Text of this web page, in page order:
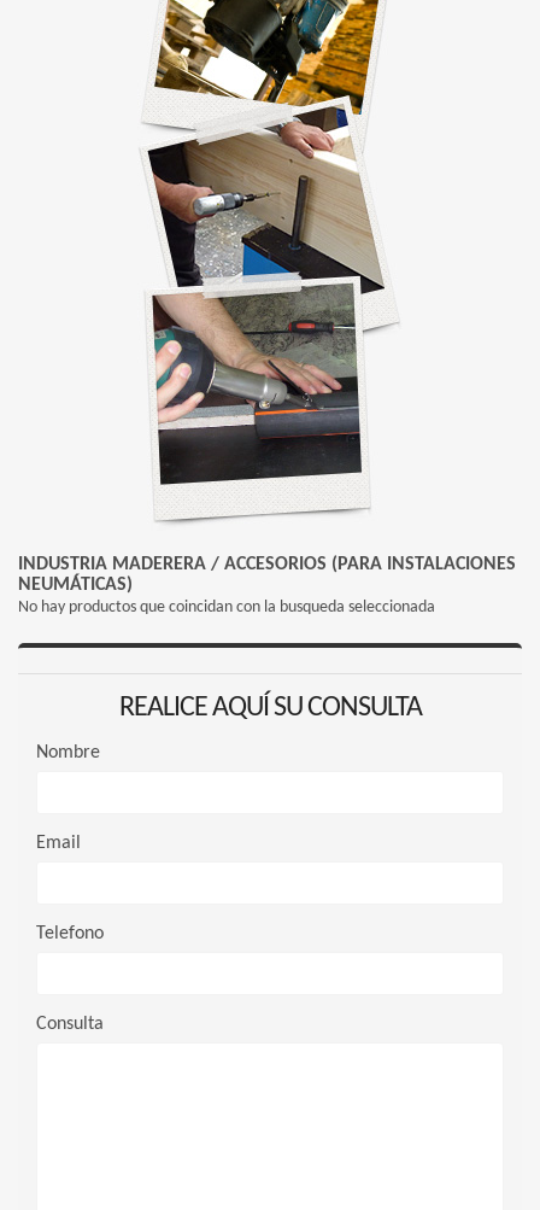
INDUSTRIA MADERERA / ACCESORIOS (PARA INSTALACIONES
NEUMÁTICAS)
No hay productos que coincidan con la busqueda seleccionada
REALICE AQUÍ SU CONSULTA
Nombre
Email
Telefono
Consulta